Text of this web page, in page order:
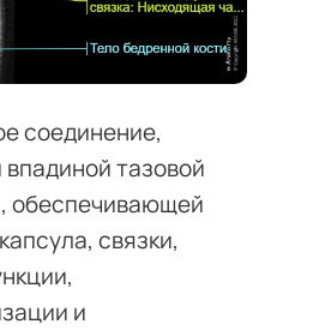
соединение,
тазовой
обеспечивающей
связки,
и